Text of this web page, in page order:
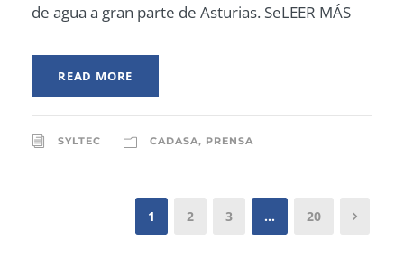
de agua a gran parte de Asturias. SeLEER MÁS
READ MORE
SYLTEC CADASA, PRENSA
1 2 3 … 20